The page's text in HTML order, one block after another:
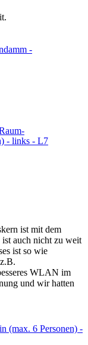
-
- links - L7
ist mit dem
auch nicht zu weit
ist so wie
WLAN im
und wir hatten
(max. 6 Personen) -